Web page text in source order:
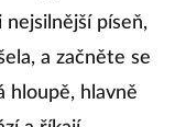
nejsilnější píseň,
a začněte se
hloupě, hlavně